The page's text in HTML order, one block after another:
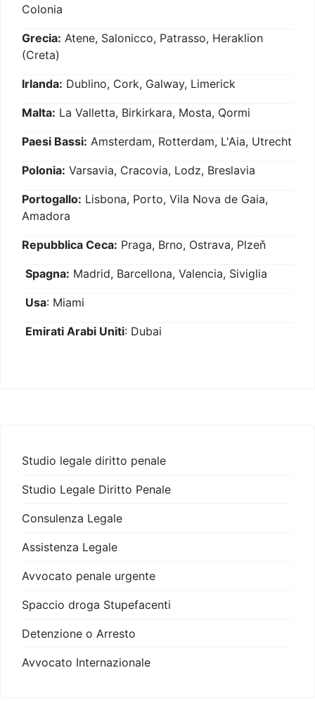
Colonia
Grecia: Atene, Salonicco, Patrasso, Heraklion
(Creta)
Irlanda: Dublino, Cork, Galway, Limerick
Malta: La Valletta, Birkirkara, Mosta, Qormi
Paesi Bassi: Amsterdam, Rotterdam, L'Aia, Utrecht
Polonia: Varsavia, Cracovia, Lodz, Breslavia
Portogallo: Lisbona, Porto, Vila Nova de Gaia,
Amadora
Repubblica Ceca: Praga, Brno, Ostrava, Plzeň
Spagna: Madrid, Barcellona, Valencia, Siviglia
Usa: Miami
Emirati Arabi Uniti: Dubai
Studio legale diritto penale
Studio Legale Diritto Penale
Consulenza Legale
Assistenza Legale
Avvocato penale urgente
Spaccio droga Stupefacenti
Detenzione o Arresto
Avvocato Internazionale